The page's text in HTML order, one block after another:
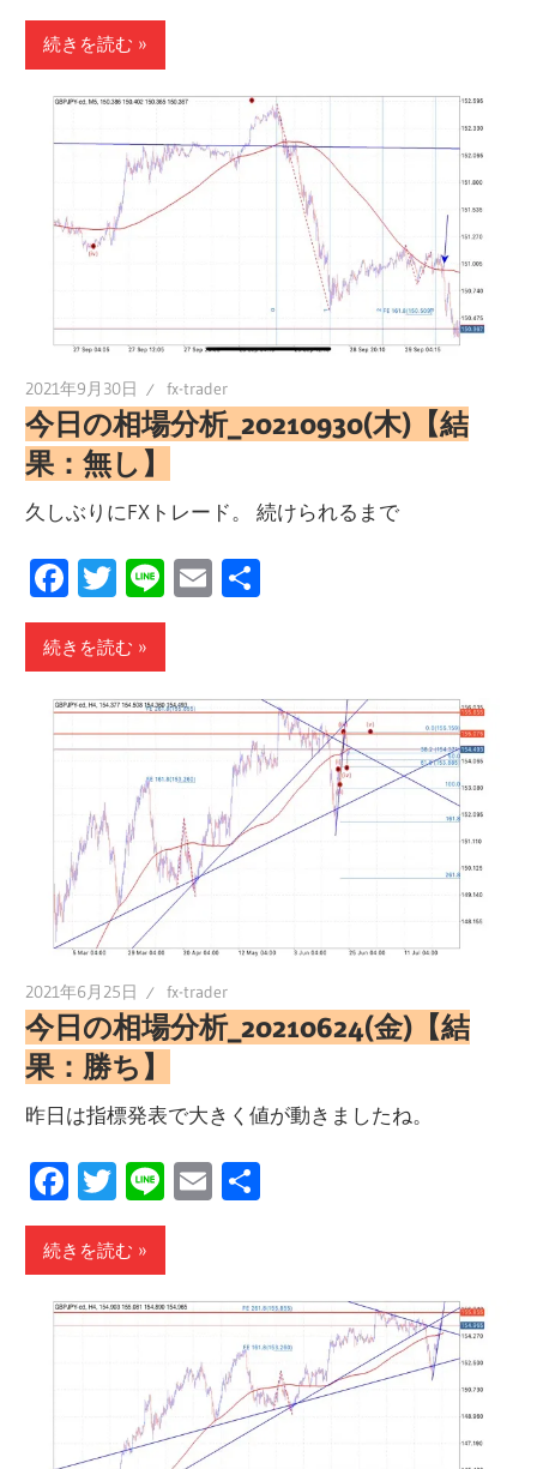
続きを読む
2021年9月30日 fx-trader
今日の相場分析_20210930(木)【結
果：無し】
久しぶりにFXトレード。 続けられるまで
Facebook
Twitter
LineEmail
続きを読む
2021年6月25日 fx-trader
今日の相場分析_20210624(金)【結
果：勝ち】
昨日は指標発表で大きく値が動きましたね。
Facebook
Twitter
LineEmail
続きを読む